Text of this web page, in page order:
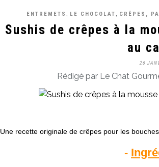
ENTREMETS , LE CHOCOLAT , CRÊPES,
Sushis de crêpes à la
au
26
Rédigé par Le Chat
Une recette originale de crêpes pour les
-